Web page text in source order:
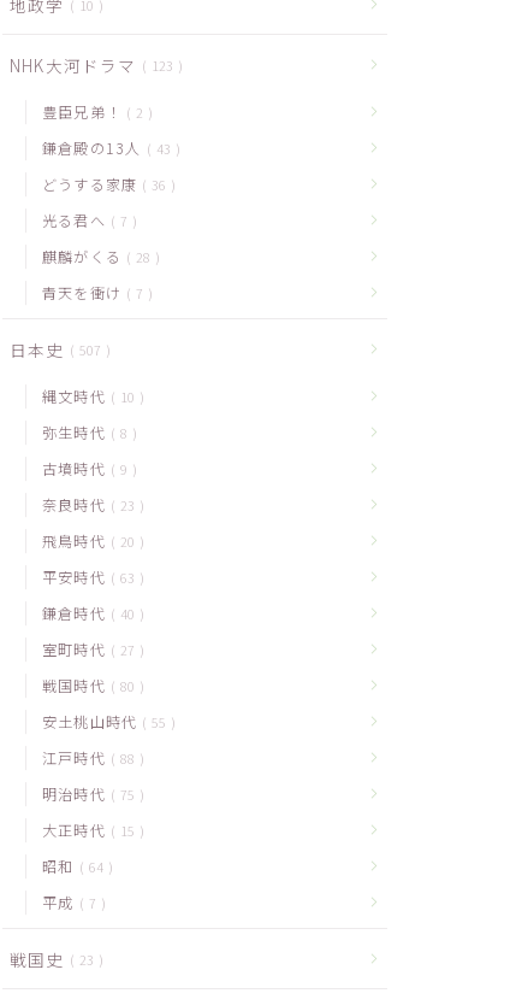
地政学 10
NHK大河ドラマ 123
豊臣兄弟！ 2
鎌倉殿の13人 43
どうする家康 36
光る君へ 7
麒麟がくる 28
青天を衝け 7
日本史 507
縄文時代 10
弥生時代 8
古墳時代 9
奈良時代 23
飛鳥時代 20
平安時代 63
鎌倉時代 40
室町時代 27
戦国時代 80
安土桃山時代 55
江戸時代 88
明治時代 75
大正時代 15
昭和 64
平成 7
戦国史 23